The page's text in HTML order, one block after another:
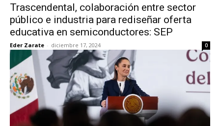
Trascendental, colaboración entre sector
público e industria para rediseñar oferta
educativa en semiconductores: SEP
Eder Zarate - diciembre 17, 2024 0